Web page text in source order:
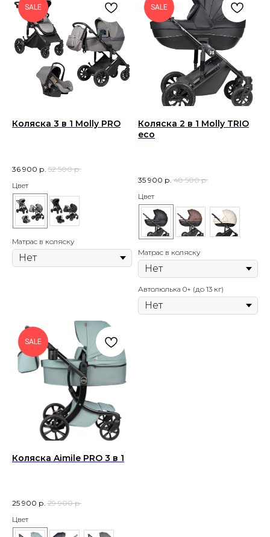
SALE
Коляска 3 в 1 Molly PRO
36 900 р. 52 500 р.
Цвет
Матрас в коляску
SALE
Коляска 2 в 1 Molly TRIO
eco
35 900 р. 48 500 р.
Цвет
Матрас в коляску
Автолюлька 0+ (до 13 кг)
SALE
Коляска Aimile PRO 3 в 1
25 900 р. 29 900 р.
Цвет